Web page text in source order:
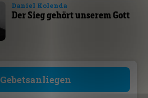
Daniel Kolenda
Der Sieg gehört unserem Gott
Gebetsanliegen